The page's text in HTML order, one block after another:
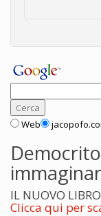
Web
IL NUOVO
Clicca qui per